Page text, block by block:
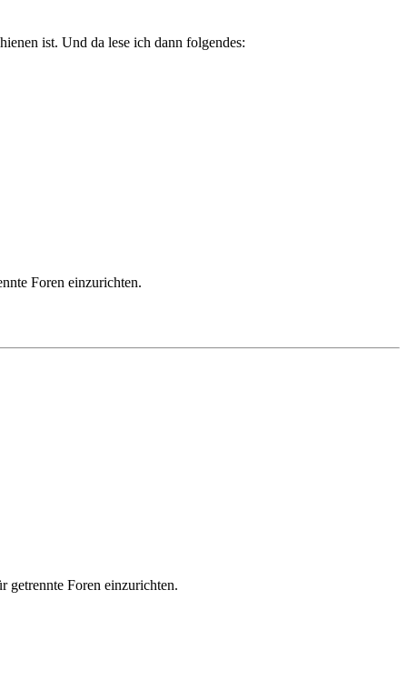
ist. Und da lese ich dann folgendes:
Foren einzurichten.
getrennte Foren einzurichten.